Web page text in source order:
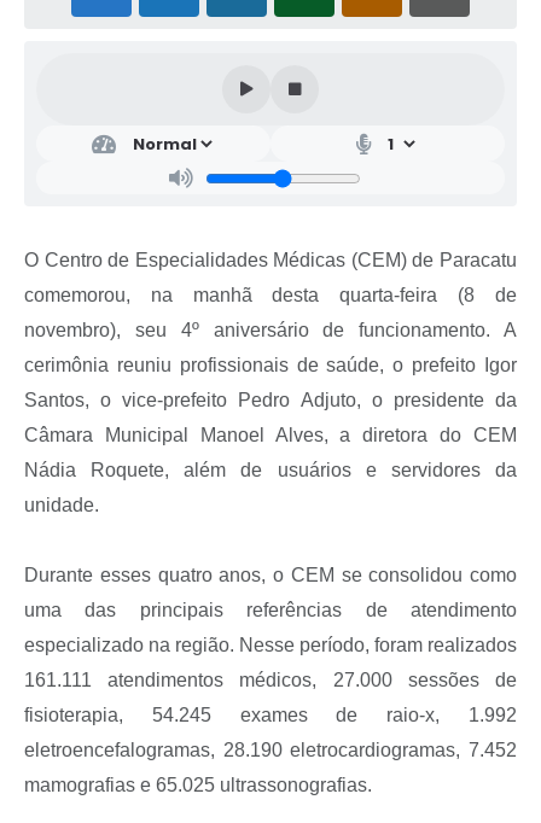
O Centro de Especialidades Médicas (CEM) de Paracatu
comemorou, na manhã desta quarta-feira (8 de
novembro), seu 4º aniversário de funcionamento. A
cerimônia reuniu profissionais de saúde, o prefeito Igor
Santos, o vice-prefeito Pedro Adjuto, o presidente da
Câmara Municipal Manoel Alves, a diretora do CEM
Nádia Roquete, além de usuários e servidores da
unidade.
Durante esses quatro anos, o CEM se consolidou como
uma das principais referências de atendimento
especializado na região. Nesse período, foram realizados
161.111 atendimentos médicos, 27.000 sessões de
fisioterapia, 54.245 exames de raio-x, 1.992
eletroencefalogramas, 28.190 eletrocardiogramas, 7.452
mamografias e 65.025 ultrassonografias.